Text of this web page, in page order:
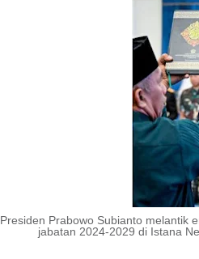
Presiden Prabowo Subianto melantik
jabatan 2024-2029 di Istana